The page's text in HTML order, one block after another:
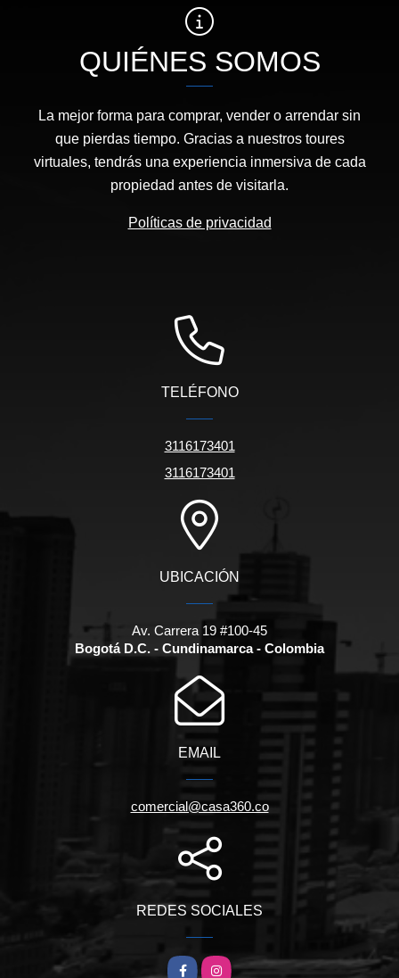
QUIÉNES SOMOS
La mejor forma para comprar, vender o arrendar sin
que pierdas tiempo. Gracias a nuestros toures
virtuales, tendrás una experiencia inmersiva de cada
propiedad antes de visitarla.
Políticas de privacidad
TELÉFONO
3116173401
3116173401
UBICACIÓN
Av. Carrera 19 #100-45
Bogotá D.C. - Cundinamarca - Colombia
EMAIL
comercial@casa360.co
REDES SOCIALES
FacebookInstagram